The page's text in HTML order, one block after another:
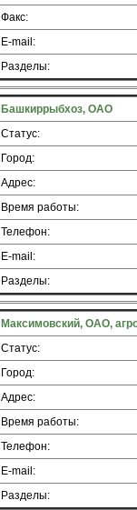
Факс:
E-mail:
Разделы:
Башкиррыбхоз, ОАО
Статус:
Город:
Адрес:
Время работы:
Телефон:
E-mail:
Разделы:
Максимовский, ОАО,
Статус:
Город:
Адрес:
Время работы:
Телефон:
E-mail:
Разделы: